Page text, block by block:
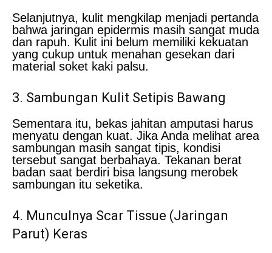
Selanjutnya, kulit mengkilap menjadi pertanda
bahwa jaringan epidermis masih sangat muda
dan rapuh. Kulit ini belum memiliki kekuatan
yang cukup untuk menahan gesekan dari
material soket kaki palsu.
3. Sambungan Kulit Setipis Bawang
Sementara itu, bekas jahitan amputasi harus
menyatu dengan kuat. Jika Anda melihat area
sambungan masih sangat tipis, kondisi
tersebut sangat berbahaya. Tekanan berat
badan saat berdiri bisa langsung merobek
sambungan itu seketika.
4. Munculnya Scar Tissue (Jaringan
Parut) Keras